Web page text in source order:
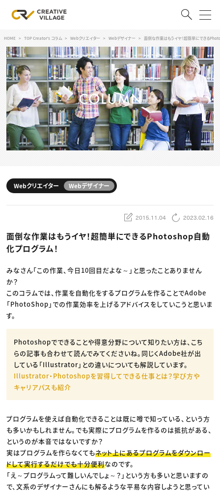
ログイン 会員登録
RECRUIT
クリエイター求人を探す
CREATIVE JOB求人検索
特集求人
採用説明会
スキルアップしたい！
デザイン
編集・ライティング
マーケティング
ディレクション
業界解説・キャリア事情
TOP Creator’s コラム
Webクリエイター
アプリクリエイター
ゲームクリエイター
映像クリエイター
クリエイターインタビュー
C＆R Magazine
セミナー
ニュース・トレンド トップ
Web
映像
ゲーム・エンタメ
広告
CREATIVE VILLAGEからのお知らせ
プロフェッショナル×つながる×メディア
HOME TOP Creator's コラム Webクリエイター Webデザイナー 面倒な作業はもうイヤ！超簡単にできる
Webクリエイター Webデザイナー
2015.11.04 2023.02.16
面倒な作業はもうイヤ！超簡単にできるPhotoshop自動
化プログラム！
みなさん「この作業、今日10回目だよな～」と思ったことありません
か？
このコラムでは、作業を自動化をするプログラムを作ることでAdobe
「PhotoShop」での作業効率を上げるアドバイスをしていこうと思いま
す。
Photoshopでできることや得意分野について知りたい方は、こち
らの記事も合わせて読んでみてくださいね。同じくAdobe社が出
している「Illustrator」との違いについても解説しています。
Illustrator・Photoshopを習得してできる仕事とは？学び方や
キャリアパスも紹介
プログラムを使えば自動化できることは既に噂で知っている、という方
も多いかもしれません。でも実際にプログラムを作るのは抵抗がある、
というのが本音ではないですか？
実はプログラムを作らなくてもネット上にあるプログラムをダウンロー
ドして実行するだけでも十分便利なのです。
「え～プログラムって難しいんでしょ～？」という方も多いと思いますの
で、文系のデザイナーさんにも解るような平易な内容しようと思ってい